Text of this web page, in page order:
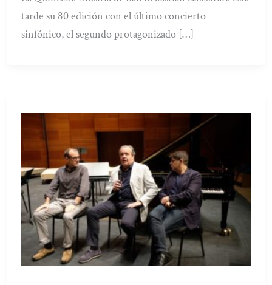
tarde su 80 edición con el último concierto
sinfónico, el segundo protagonizado […]